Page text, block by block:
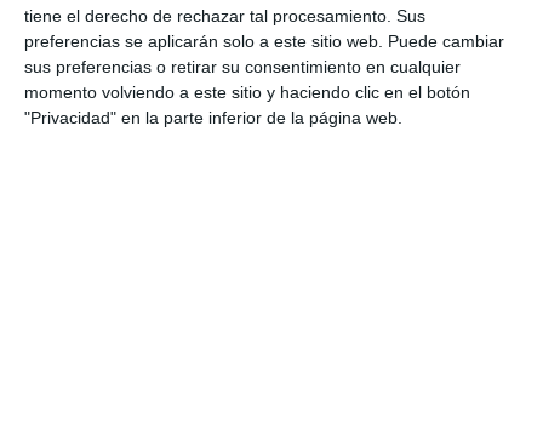
tiene el derecho de rechazar tal procesamiento. Sus
preferencias se aplicarán solo a este sitio web. Puede cambiar
sus preferencias o retirar su consentimiento en cualquier
momento volviendo a este sitio y haciendo clic en el botón
"Privacidad" en la parte inferior de la página web.